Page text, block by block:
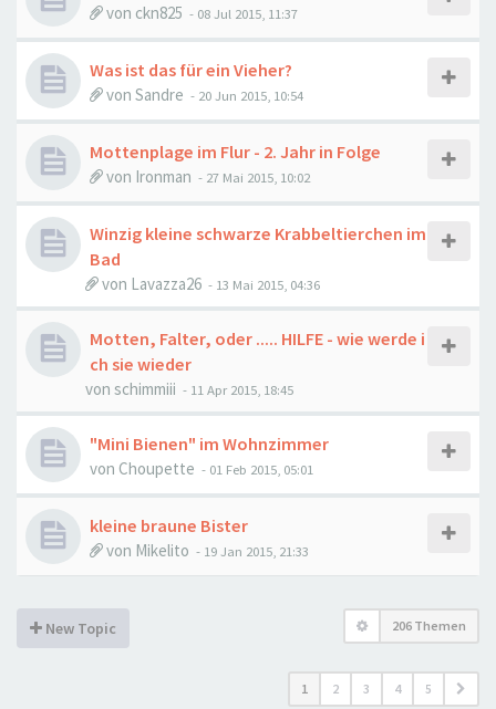
von ckn825 - 08 Jul 2015, 11:37
Was ist das für ein Vieher?
von Sandre - 20 Jun 2015, 10:54
Mottenplage im Flur - 2. Jahr in Folge
von Ironman - 27 Mai 2015, 10:02
Winzig kleine schwarze Krabbeltierchen im
Bad
von Lavazza26 - 13 Mai 2015, 04:36
Motten, Falter, oder ..... HILFE - wie werde i
ch sie wieder
von schimmiii - 11 Apr 2015, 18:45
"Mini Bienen" im Wohnzimmer
von Choupette - 01 Feb 2015, 05:01
kleine braune Bister
von Mikelito - 19 Jan 2015, 21:33
New Topic 206 Themen
1 2 3 4 5